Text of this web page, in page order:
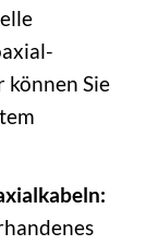
können Sie